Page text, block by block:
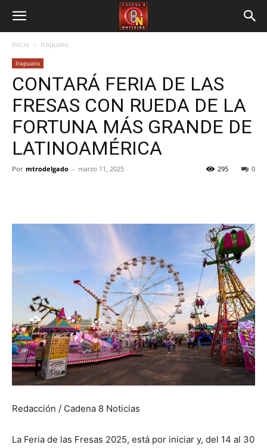
Inicio Irapuato
Irapuato
CONTARÁ FERIA DE LAS
FRESAS CON RUEDA DE LA
FORTUNA MÁS GRANDE DE
LATINOAMÉRICA
Por mtrodelgado - marzo 11, 2025 0
295
Redacción / Cadena 8 Noticias
La Feria de las Fresas 2025, está por iniciar y, del 14 al 30